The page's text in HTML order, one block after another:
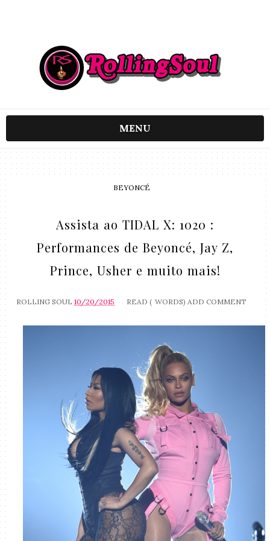
MENU
BEYONCÉ
Assista ao TIDAL X: 1020 :
Performances de Beyoncé, Jay Z,
Prince, Usher e muito mais!
ROLLING SOUL 10/20/2015 READ ( WORDS) ADD COMMENT